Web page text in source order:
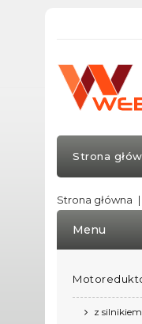
Strona
Strona główna
Menu
z